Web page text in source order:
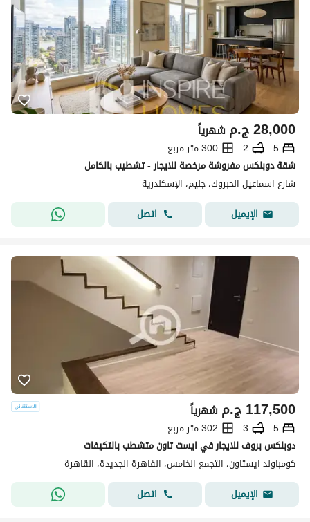
ج.م28,000 شهرياً
5
2
300 متر مربع
شقة دوبلكس مفروشة مرخصة للايجار - تشطيب بالكامل
شارع اسماعيل الحبروك، جليم، الإسكندرية
الإيميل
اتصل
ج.م117,500 شهرياً
5
3
302 متر مربع
دوبلكس بروف للايجار في ايست تاون متشطب بالتكيفات
كومباوند ايستاون، التجمع الخامس، القاهرة الجديدة، القاهرة
الإيميل
اتصل